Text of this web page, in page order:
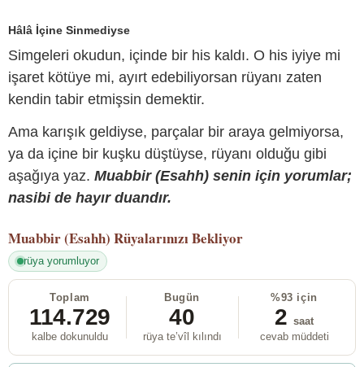
Hâlâ İçine Sinmediyse
Simgeleri okudun, içinde bir his kaldı. O his iyiye mi
işaret kötüye mi, ayırt edebiliyorsan rüyanı zaten
kendin tabir etmişsin demektir.
Ama karışık geldiyse, parçalar bir araya gelmiyorsa,
ya da içine bir kuşku düştüyse, rüyanı olduğu gibi
aşağıya yaz. Muabbir (Esahh) senin için yorumlar;
nasibi de hayır duandır.
Muabbir (Esahh) Rüyalarınızı Bekliyor
rüya yorumluyor
Toplam
114.729
kalbe dokunuldu
Bugün
40
rüya te’vîl kılındı
%93 için
2 saat
cevab müddeti